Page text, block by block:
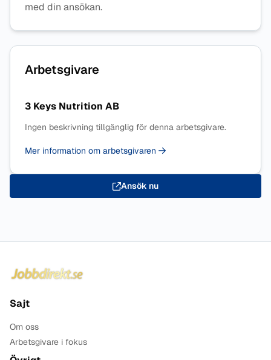
med din ansökan.
Arbetsgivare
3 Keys Nutrition AB
Ingen beskrivning tillgänglig för denna arbetsgivare.
Mer information om arbetsgivaren
Ansök nu
Sajt
Om oss
Arbetsgivare i fokus